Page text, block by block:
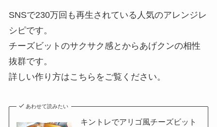
SNSで230万回も再生されている人気のアレンジレ
シピです。
チーズビットのサクサク感とからあげクンの相性
抜群です。
詳しい作り方はこちらをご覧ください。
あわせて読みたい
キントレでアリゴ風チーズビット